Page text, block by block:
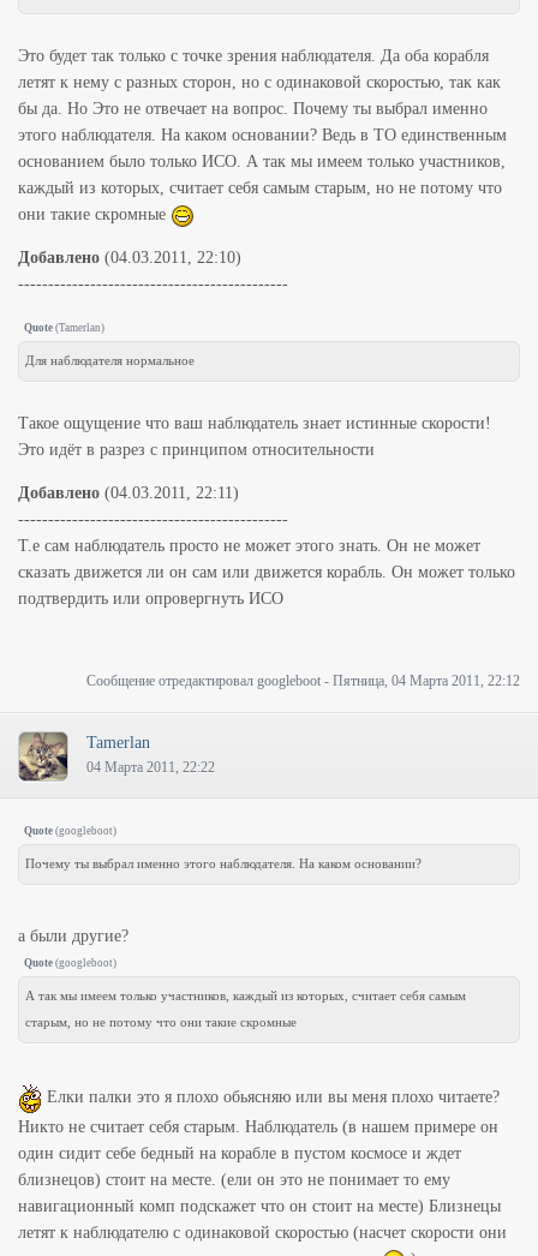
Это будет так только с точке зрения наблюдателя. Да оба корабля
летят к нему с разных сторон, но с одинаковой скоростью, так как
бы да. Но Это не отвечает на вопрос. Почему ты выбрал именно
этого наблюдателя. На каком основании? Ведь в ТО единственным
основанием было только ИСО. А так мы имеем только участников,
каждый из которых, считает себя самым старым, но не потому что
они такие скромные
Добавлено (04.03.2011, 22:10)
---------------------------------------------
Quote (Tamerlan)
Для наблюдателя нормальное
Такое ощущение что ваш наблюдатель знает истинные скорости!
Это идёт в разрез с принципом относительности
Добавлено (04.03.2011, 22:11)
---------------------------------------------
Т.е сам наблюдатель просто не может этого знать. Он не может
сказать движется ли он сам или движется корабль. Он может только
подтвердить или опровергнуть ИСО
Сообщение отредактировал googleboot - Пятница, 04 Марта 2011, 22:12
Tamerlan
04 Марта 2011, 22:22
Quote (googleboot)
Почему ты выбрал именно этого наблюдателя. На каком основании?
а были другие?
Quote (googleboot)
А так мы имеем только участников, каждый из которых, считает себя самым
старым, но не потому что они такие скромные
Елки палки это я плохо обьясняю или вы меня плохо читаете?
Никто не считает себя старым. Наблюдатель (в нашем примере он
один сидит себе бедный на корабле в пустом космосе и ждет
близнецов) стоит на месте. (ели он это не понимает то ему
навигационный комп подскажет что он стоит на месте) Близнецы
летят к наблюдателю с одинаковой скоростью (насчет скорости они